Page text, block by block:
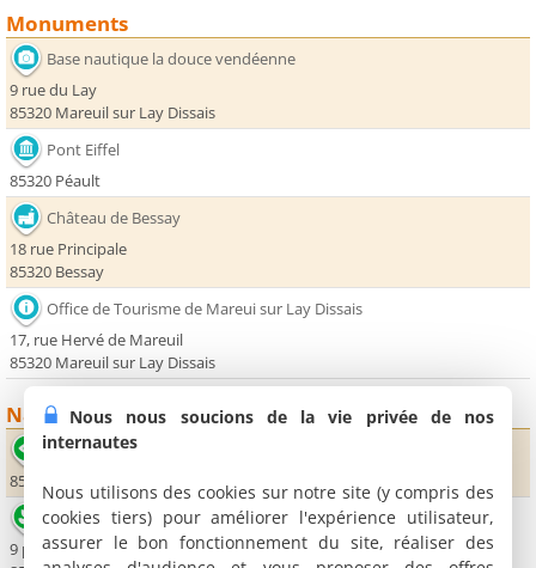
Monuments
Base nautique la douce vendéenne
9 rue du Lay
85320 Mareuil sur Lay Dissais
Pont Eiffel
85320 Péault
Château de Bessay
18 rue Principale
85320 Bessay
Office de Tourisme de Mareui sur Lay Dissais
17, rue Hervé de Mareuil
85320 Mareuil sur Lay Dissais
Nature
La chaos de Piquet
85310 Le Tablier
La Maison des Libellules
9 place de l’Eglise
Nous nous soucions de la vie privée de nos
internautes
Nous utilisons des cookies sur notre site (y compris des
cookies tiers) pour améliorer l'expérience utilisateur,
assurer le bon fonctionnement du site, réaliser des